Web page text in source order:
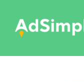
content